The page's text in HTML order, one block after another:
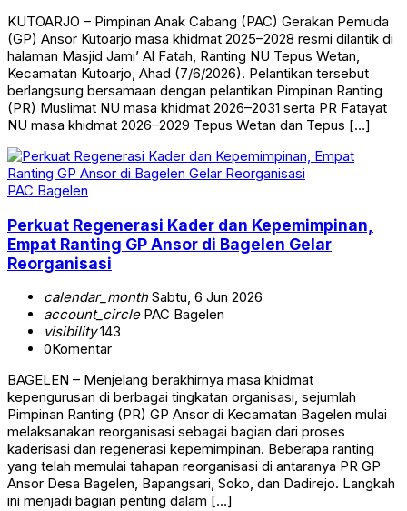
KUTOARJO – Pimpinan Anak Cabang (PAC) Gerakan Pemuda
(GP) Ansor Kutoarjo masa khidmat 2025–2028 resmi dilantik di
halaman Masjid Jami’ Al Fatah, Ranting NU Tepus Wetan,
Kecamatan Kutoarjo, Ahad (7/6/2026). Pelantikan tersebut
berlangsung bersamaan dengan pelantikan Pimpinan Ranting
(PR) Muslimat NU masa khidmat 2026–2031 serta PR Fatayat
NU masa khidmat 2026–2029 Tepus Wetan dan Tepus […]
PAC Bagelen
Perkuat Regenerasi Kader dan Kepemimpinan,
Empat Ranting GP Ansor di Bagelen Gelar
Reorganisasi
calendar_monthSabtu, 6 Jun 2026
account_circlePAC Bagelen
visibility143
0Komentar
BAGELEN – Menjelang berakhirnya masa khidmat
kepengurusan di berbagai tingkatan organisasi, sejumlah
Pimpinan Ranting (PR) GP Ansor di Kecamatan Bagelen mulai
melaksanakan reorganisasi sebagai bagian dari proses
kaderisasi dan regenerasi kepemimpinan. Beberapa ranting
yang telah memulai tahapan reorganisasi di antaranya PR GP
Ansor Desa Bagelen, Bapangsari, Soko, dan Dadirejo. Langkah
ini menjadi bagian penting dalam […]